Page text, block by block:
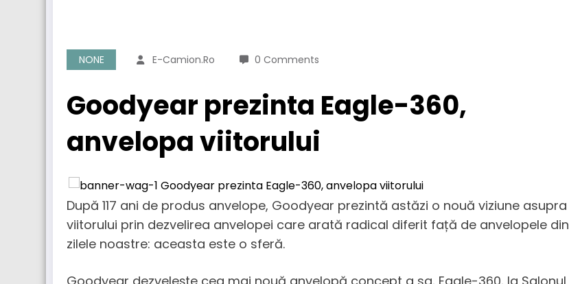
NONE E-Camion.ro 0 Comments
Goodyear prezinta Eagle-360,
anvelopa viitorului
După 117 ani de produs anvelope, Goodyear prezintă astăzi o nouă viziune asupra
viitorului prin dezvelirea anvelopei care arată radical diferit față de anvelopele din
zilele noastre: aceasta este o sferă.